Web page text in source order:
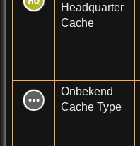
Headquarter
Cache
Onbekend
Cache Type